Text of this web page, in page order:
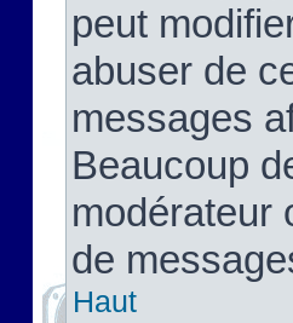
peut
abuser de
messages
Beaucoup
modérateur
de
Haut